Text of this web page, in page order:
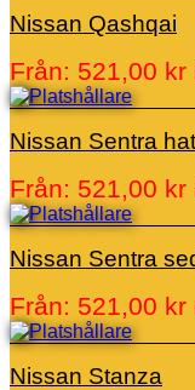
Nissan Qashqai
Från: 521,00 kr
Nissan Sentra
Från: 521,00 kr
Nissan Sentra
Från: 521,00 kr
Nissan Stanza